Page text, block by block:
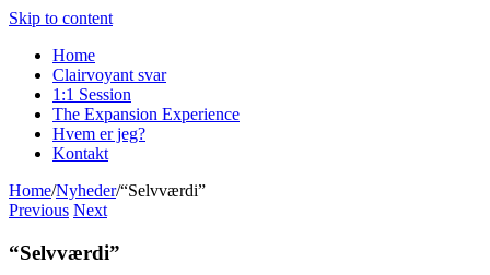
Skip to content
Home
Clairvoyant svar
1:1 Session
The Expansion Experience
Hvem er jeg?
Kontakt
Home/Nyheder/“Selvværdi”
Previous Next
“Selvværdi”